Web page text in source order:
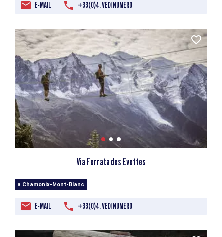
E-MAIL +33(0)4. VEDI NUMERO
Via Ferrata des Evettes
a Chamonix-Mont-Blanc
E-MAIL +33(0)4. VEDI NUMERO